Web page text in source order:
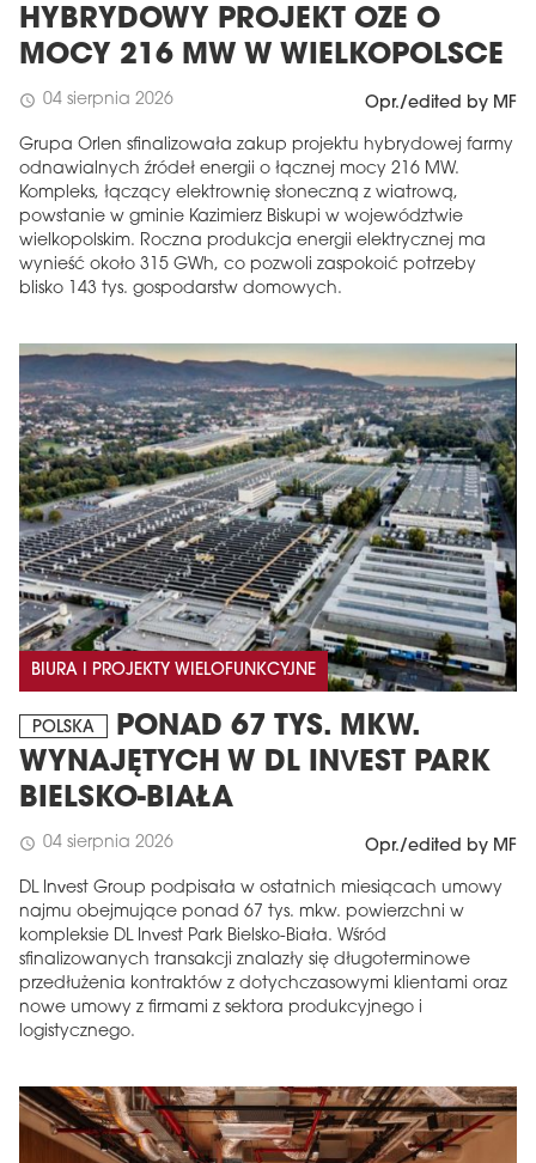
HYBRYDOWY PROJEKT OZE O
MOCY 216 MW W WIELKOPOLSCE
schedule 04 sierpnia 2026 Opr./edited by MF
Grupa Orlen sfinalizowała zakup projektu hybrydowej farmy
odnawialnych źródeł energii o łącznej mocy 216 MW.
Kompleks, łączący elektrownię słoneczną z wiatrową,
powstanie w gminie Kazimierz Biskupi w województwie
wielkopolskim. Roczna produkcja energii elektrycznej ma
wynieść około 315 GWh, co pozwoli zaspokoić potrzeby
blisko 143 tys. gospodarstw domowych.
BIURA I PROJEKTY WIELOFUNKCYJNE
POLSKA
PONAD 67 TYS. MKW.
WYNAJĘTYCH W DL INVEST PARK
BIELSKO-BIAŁA
schedule 04 sierpnia 2026 Opr./edited by MF
DL Invest Group podpisała w ostatnich miesiącach umowy
najmu obejmujące ponad 67 tys. mkw. powierzchni w
kompleksie DL Invest Park Bielsko-Biała. Wśród
sfinalizowanych transakcji znalazły się długoterminowe
przedłużenia kontraktów z dotychczasowymi klientami oraz
nowe umowy z firmami z sektora produkcyjnego i
logistycznego.